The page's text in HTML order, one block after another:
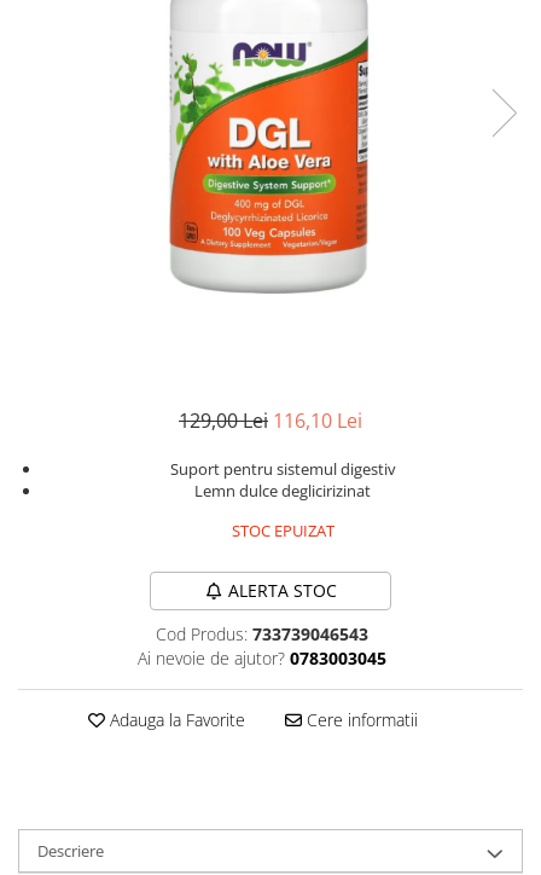
Purovitalis
Trace Minerals
Vital Proteins
EFX Sports
129,00 Lei 116,10 Lei
Suport pentru sistemul digestiv
Lemn dulce deglicirizinat
STOC EPUIZAT
ALERTA STOC
Cod Produs: 733739046543
Ai nevoie de ajutor? 0783003045
Adauga la Favorite Cere informatii
Descriere